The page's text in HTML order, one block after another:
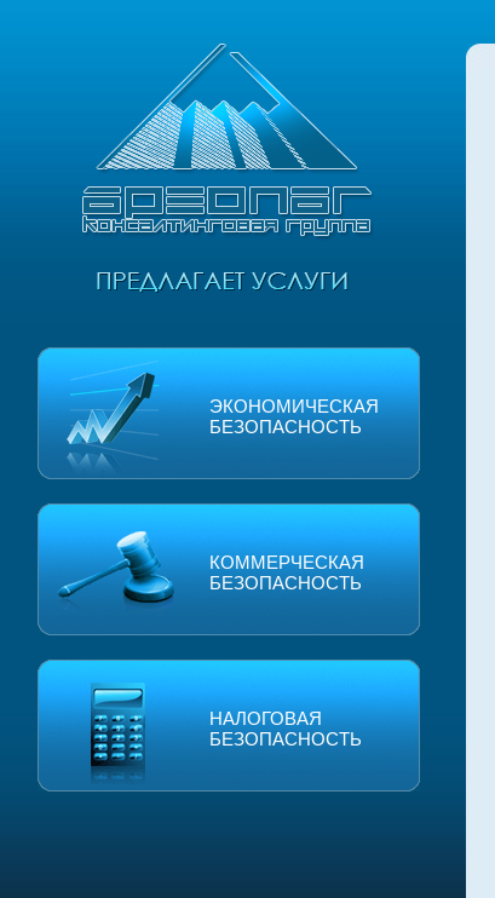
ЭКОНОМИЧЕСКАЯ
БЕЗОПАСНОСТЬ
КОММЕРЧЕСКАЯ
БЕЗОПАСНОСТЬ
НАЛОГОВАЯ
БЕЗОПАСНОСТЬ